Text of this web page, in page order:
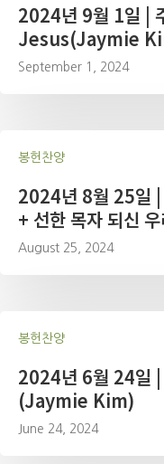
2024년 9월 1일 |
Jesus(Jaymie
September 1, 2024
봉헌찬양
2024년 8월 25일 |
+ 선한 목자 되신
August 25, 2024
봉헌찬양
2024년 6월 24일
(Jaymie Kim)
June 24, 2024